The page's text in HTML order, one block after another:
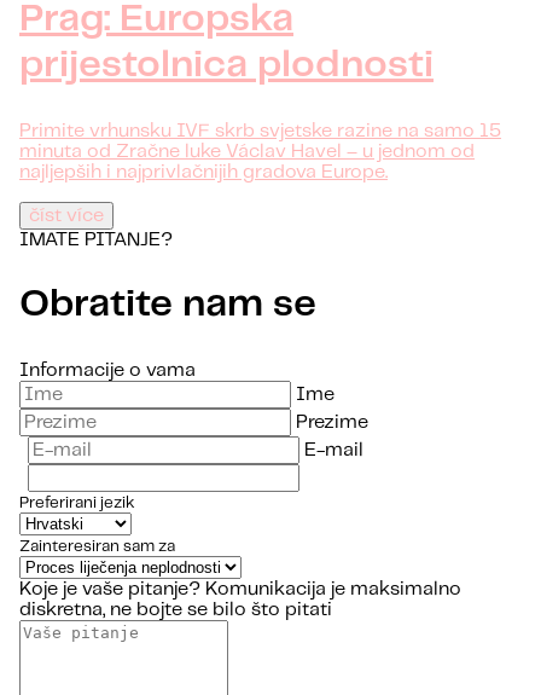
Prag: Europska
prijestolnica plodnosti
Primite vrhunsku IVF skrb svjetske razine na samo 15
minuta od Zračne luke Václav Havel – u jednom od
najljepših i najprivlačnijih gradova Europe.
číst více
IMATE PITANJE?
Obratite nam se
Informacije o vama
Ime
Prezime
E-mail
Preferirani jezik
Zainteresiran sam za
Koje je vaše pitanje? Komunikacija je maksimalno
diskretna, ne bojte se bilo što pitati